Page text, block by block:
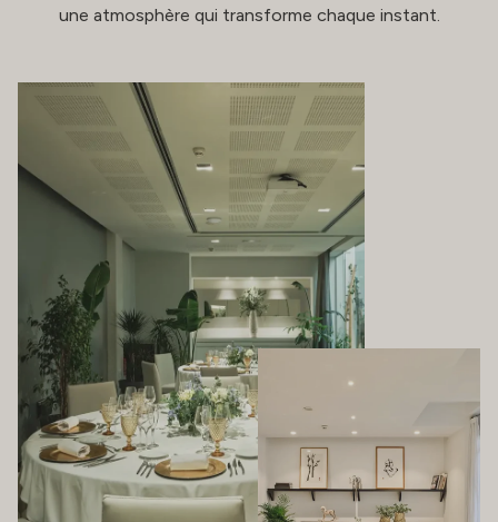
une atmosphère qui transforme chaque instant.